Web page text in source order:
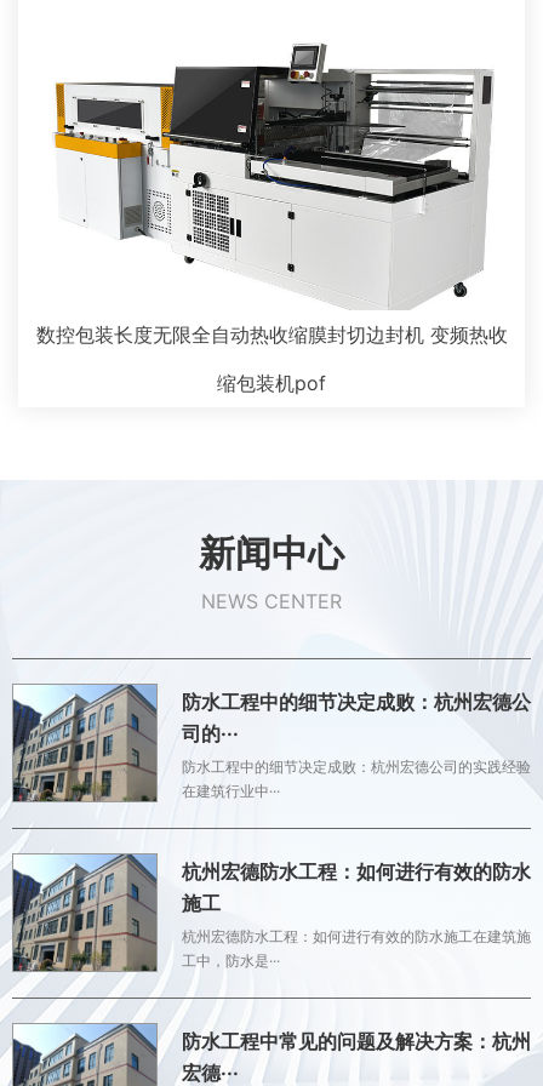
数控包装长度无限全自动热收缩膜封切边封机 变频热收
缩包装机pof
新闻中心
NEWS CENTER
防水工程中的细节决定成败：杭州宏德公
司的···
防水工程中的细节决定成败：杭州宏德公司的实践经验
在建筑行业中···
杭州宏德防水工程：如何进行有效的防水
施工
杭州宏德防水工程：如何进行有效的防水施工在建筑施
工中，防水是···
防水工程中常见的问题及解决方案：杭州
宏德···